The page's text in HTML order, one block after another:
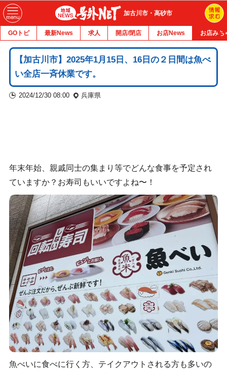
加古川市・高砂市
GOトピ 最新News 求人 開店/閉店 お店News お店みち
【加古川市】2025年1月15日、16日の２日間は魚べ
い全店一斉休業です。
2024/12/30 08:00 兵庫県
年末年始、親戚同士の集まり等でどんな食事を予定され
ていますか？お寿司もいいですよね〜！
魚べいに食べに行く方、テイクアウトされる方も多いの